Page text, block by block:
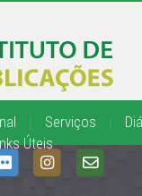
Serviços
Úteis